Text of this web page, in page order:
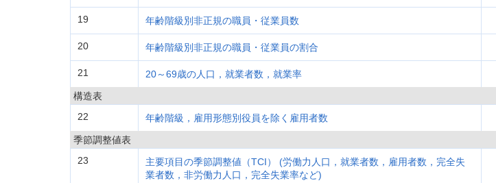
19 年齢階級別非正規の職員・従業員数
20 年齢階級別非正規の職員・従業員の割合
21 20～69歳の人口，就業者数，就業率
構造表
22
年齢階級，雇用形態別役員を除く雇用者数
季節調整値表
23
主要項目の季節調整値（TCI） (労働力人口，就業者数，雇用者数，完全失
業者数，非労働力人口，完全失業率など)